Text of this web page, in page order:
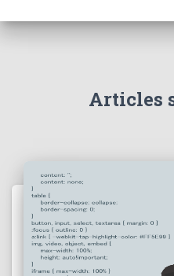
Articles